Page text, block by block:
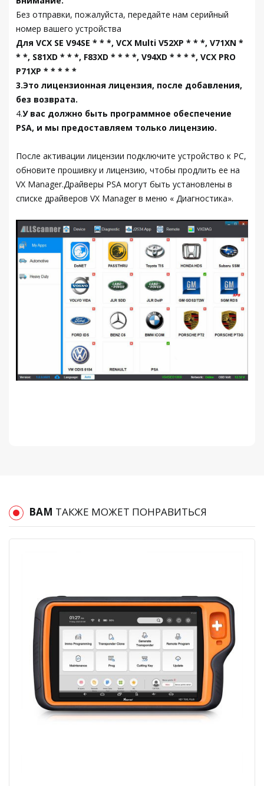
Без отправки, пожалуйста, передайте нам серийный
номер вашего устройства
Для VCX SE V94SE * * *, VCX Multi V52XP * * *, V71XN *
* *, S81XD * * *, F83XD * * * *, V94XD * * * *, VCX PRO
P71XP * * * * *
3.Это лицензионная лицензия, после добавления,
без возврата.
4.У вас должно быть программное обеспечение
PSA, и мы предоставляем только лицензию.
После активации лицензии подключите устройство к PC,
обновите прошивку и лицензию, чтобы продлить ее на
VX Manager.Драйверы PSA могут быть установлены в
списке драйверов VX Manager в меню « Диагностика».
ВАМ ТАКЖЕ МОЖЕТ ПОНРАВИТЬСЯ